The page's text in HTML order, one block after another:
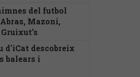
del futbol
Mazoni,
d'iCat descobreix
balears i